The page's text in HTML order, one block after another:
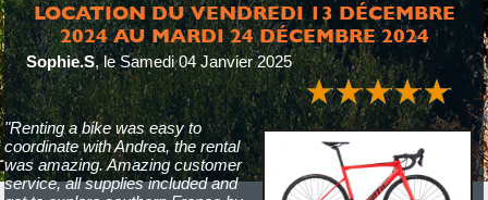
LOCATION DU VENDREDI 13 DÉCEMBRE
2024 AU MARDI 24 DÉCEMBRE 2024
Sophie.S,le Samedi 04 Janvier 2025
"Renting a bike was easy to
coordinate with Andrea, the rental
was amazing. Amazing customer
service, all supplies included and